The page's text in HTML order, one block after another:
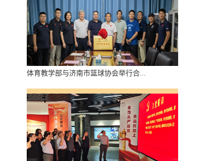
体育教学部与济南市篮球协会举行合...